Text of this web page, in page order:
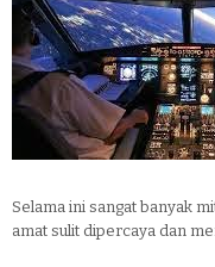
Selama ini sangat banyak
amat sulit dipercaya dan